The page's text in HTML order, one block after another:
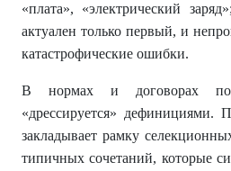
«плата», «электрический
актуален только первый, и
катастрофические ошибки.
В нормах и договорах
«дрессируется» дефинициями.
закладывает рамку
типичных сочетаний, которые